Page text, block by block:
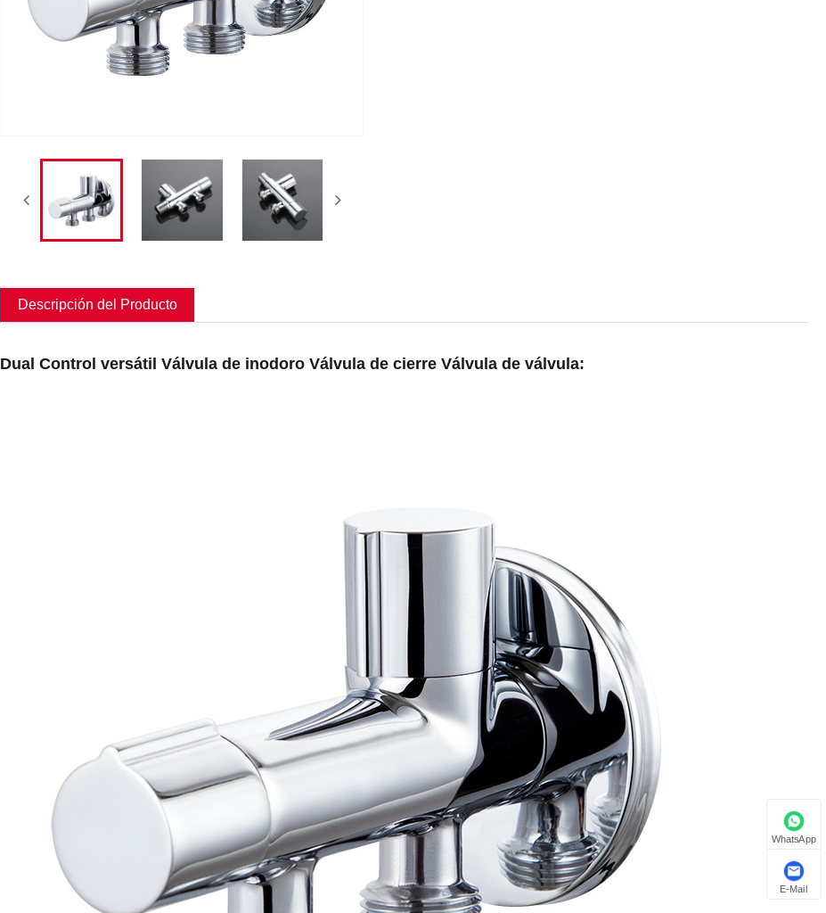
Descripción del Producto
Dual Control versátil Válvula de inodoro Válvula de cierre Válvula de válvula:
WhatsApp
E-Mail